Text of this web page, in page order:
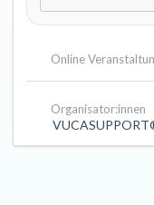
Online
Organisator:innen